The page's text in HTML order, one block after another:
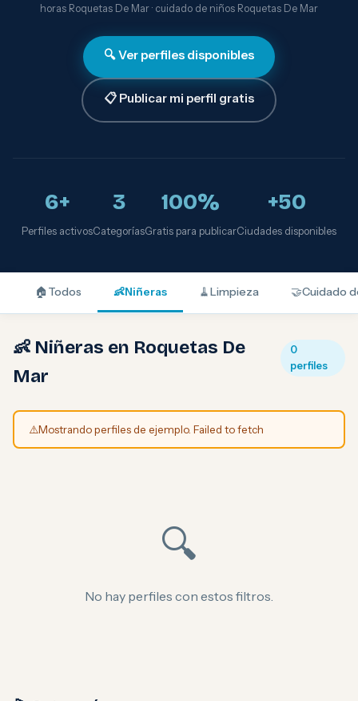
horas Roquetas De Mar · cuidado de niños Roquetas De Mar
🔍 Ver perfiles disponibles
📋 Publicar mi perfil gratis
6+
Perfiles activos
3
Categorías
100%
Gratis para publicar
+50
Ciudades disponibles
🏠 Todos 👶Niñeras 🧹Limpieza 🤝Cuidado
👶 Niñeras en Roquetas De
Mar
0
perfiles
⚠️Mostrando perfiles de ejemplo. Failed to fetch
🔍
No hay perfiles con estos filtros.